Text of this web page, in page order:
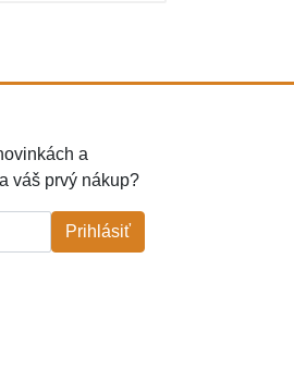
a
váš prvý nákup?
Prihlásiť